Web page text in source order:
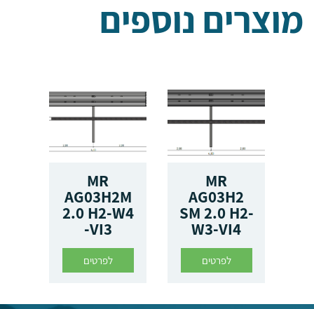
מוצרים נוספים
MR
AG03H2
SM 2.0 H2-
W3-VI4
לפרטים
MR
AG03H2M
2.0 H2-W4
-VI3
לפרטים